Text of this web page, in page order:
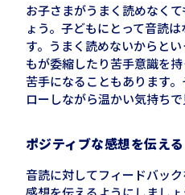
お子さまがうまく読めなく
ょう。子どもにとって音読
す。うまく読めないからと
もが委縮したり苦手意識を
苦手になることもあります
ローしながら温かい気持ちで
ポジティブな感想を伝える
音読に対してフィードバッ